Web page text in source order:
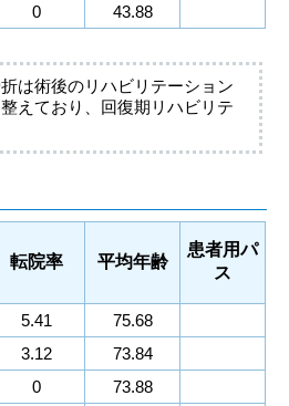
0 43.88
は術後のリハビリテーション
えており、回復期リハビリテ
転院率 平均年齢
患者用パ
ス
5.41
75.68
3.12
73.84
0
73.88